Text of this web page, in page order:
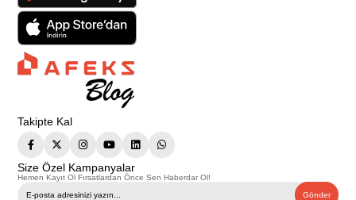
Takipte Kal
Size Özel Kampanyalar
Hemen Kayıt Ol Fırsatlardan Önce Sen Haberdar Ol!
Gönder